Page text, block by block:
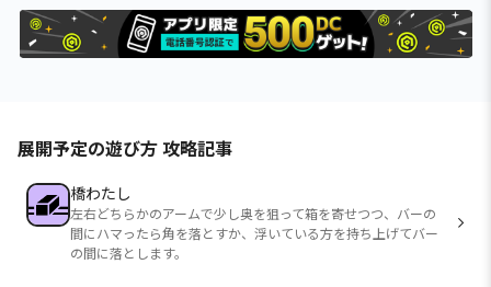
展開予定の遊び方 攻略記事
橋わたし
左右どちらかのアームで少し奥を狙って箱を寄せつつ、バーの
間にハマったら角を落とすか、浮いている方を持ち上げてバー
の間に落とします。